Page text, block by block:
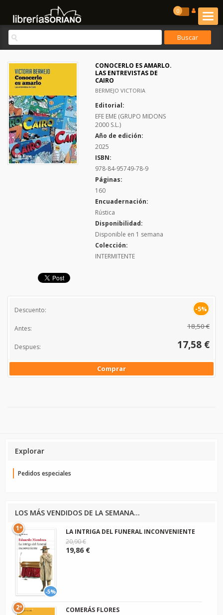
0
CONOCERLO ES AMARLO.
LAS ENTREVISTAS DE
CAIRO
BERMEJO VICTORIA
Editorial:
EFE EME (GRUPO MIDONS
2000 S.L.)
Año de edición:
2025
ISBN:
978-84-95749-78-9
Páginas:
160
Encuadernación:
Rústica
Disponibilidad:
Disponible en 1 semana
Colección:
INTERMITENTE
Descuento: -5%
Antes: 18,50 €
Despues: 17,58 €
Comprar
Explorar
Pedidos especiales
LOS MÁS VENDIDOS DE LA SEMANA...
-5%
1º
LA INTRIGA DEL FUNERAL INCONVENIENTE
20,90 €
19,86 €
2º
COMERÁS FLORES